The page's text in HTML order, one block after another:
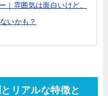
｜雰囲気は面白いけど、
いかも？
リアルな特徴と